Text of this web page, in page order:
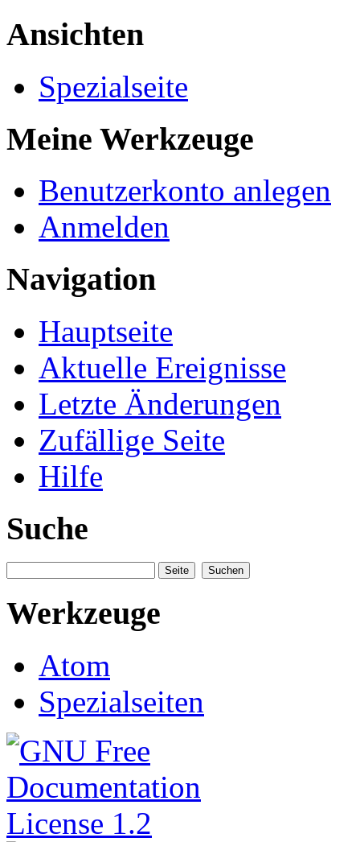
Ansichten
Spezialseite
Meine Werkzeuge
Benutzerkonto anlegen
Anmelden
Navigation
Hauptseite
Aktuelle Ereignisse
Letzte Änderungen
Zufällige Seite
Hilfe
Suche
Werkzeuge
Atom
Spezialseiten